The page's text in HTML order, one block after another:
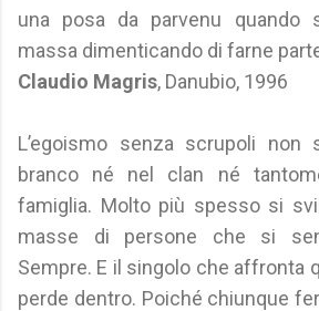
una posa da parvenu quando
massa dimenticando di farne
Claudio Magris, Danubio, 1996
L’egoismo senza scrupoli non
branco né nel clan né
famiglia. Molto più spesso si
masse di persone che si
Sempre. E il singolo che affronta
perde dentro. Poiché chiunque